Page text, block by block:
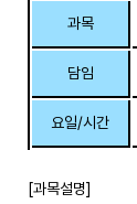
과목
담임
요일/시간
[과목설명]